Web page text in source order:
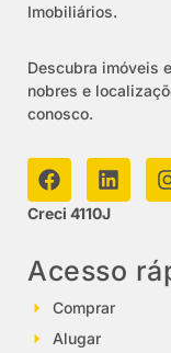
Imobiliários.
Descubra imóveis
nobres e
conosco.
Creci 4110J
Acesso
Comprar
Alugar